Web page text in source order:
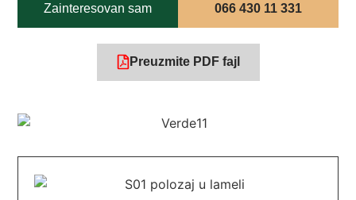
Zainteresovan sam 066 430 11 331
Preuzmite PDF fajl